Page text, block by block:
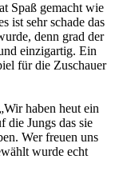
Spaß gemacht wie
ist sehr schade das
denn grad der
einzigartig. Ein
für die Zuschauer
haben heut ein
die Jungs das sie
Wer freuen uns
wurde echt